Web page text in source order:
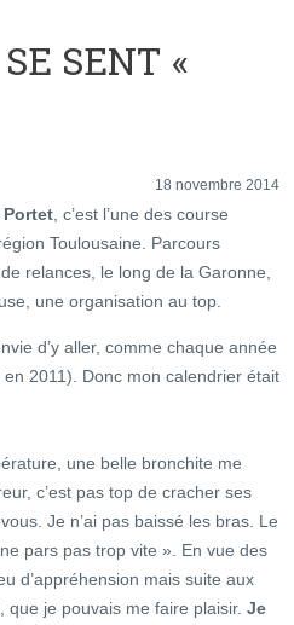
SENT «
18 novembre 2014
Portet , c’est l’une des course
Toulousaine. Parcours
relances, le long de la Garonne,
une organisation au top.
d’y aller, comme chaque année
2011). Donc mon calendrier était
une belle bronchite me
c’est pas top de cracher ses
Je n’ai pas baissé les bras. Le
pars pas trop vite ». En vue des
d’appréhension mais suite aux
je pouvais me faire plaisir. Je